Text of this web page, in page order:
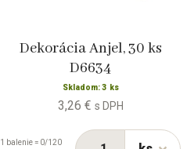
Dekorácia Anjel, 30 ks
D6634
Skladom: 3 ks
3,26 € s DPH
1 balenie = 0/120